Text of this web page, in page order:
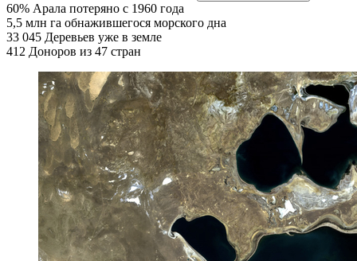
60% Арала потеряно с 1960 года
5,5 млн га обнажившегося морского дна
33 045 Деревьев уже в земле
412 Доноров из 47 стран